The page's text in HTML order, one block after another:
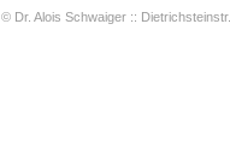
© Dr. Alois Schwaiger ::